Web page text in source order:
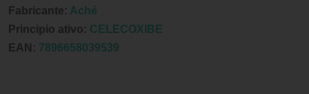
Fabricante: Aché
Principio ativo: CELECOXIBE
EAN: 7896658039539